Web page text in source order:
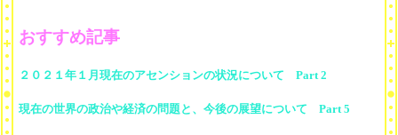
おすすめ記事
２０２１年１月現在のアセンションの状況について Part 2
現在の世界の政治や経済の問題と、今後の展望について Part 5